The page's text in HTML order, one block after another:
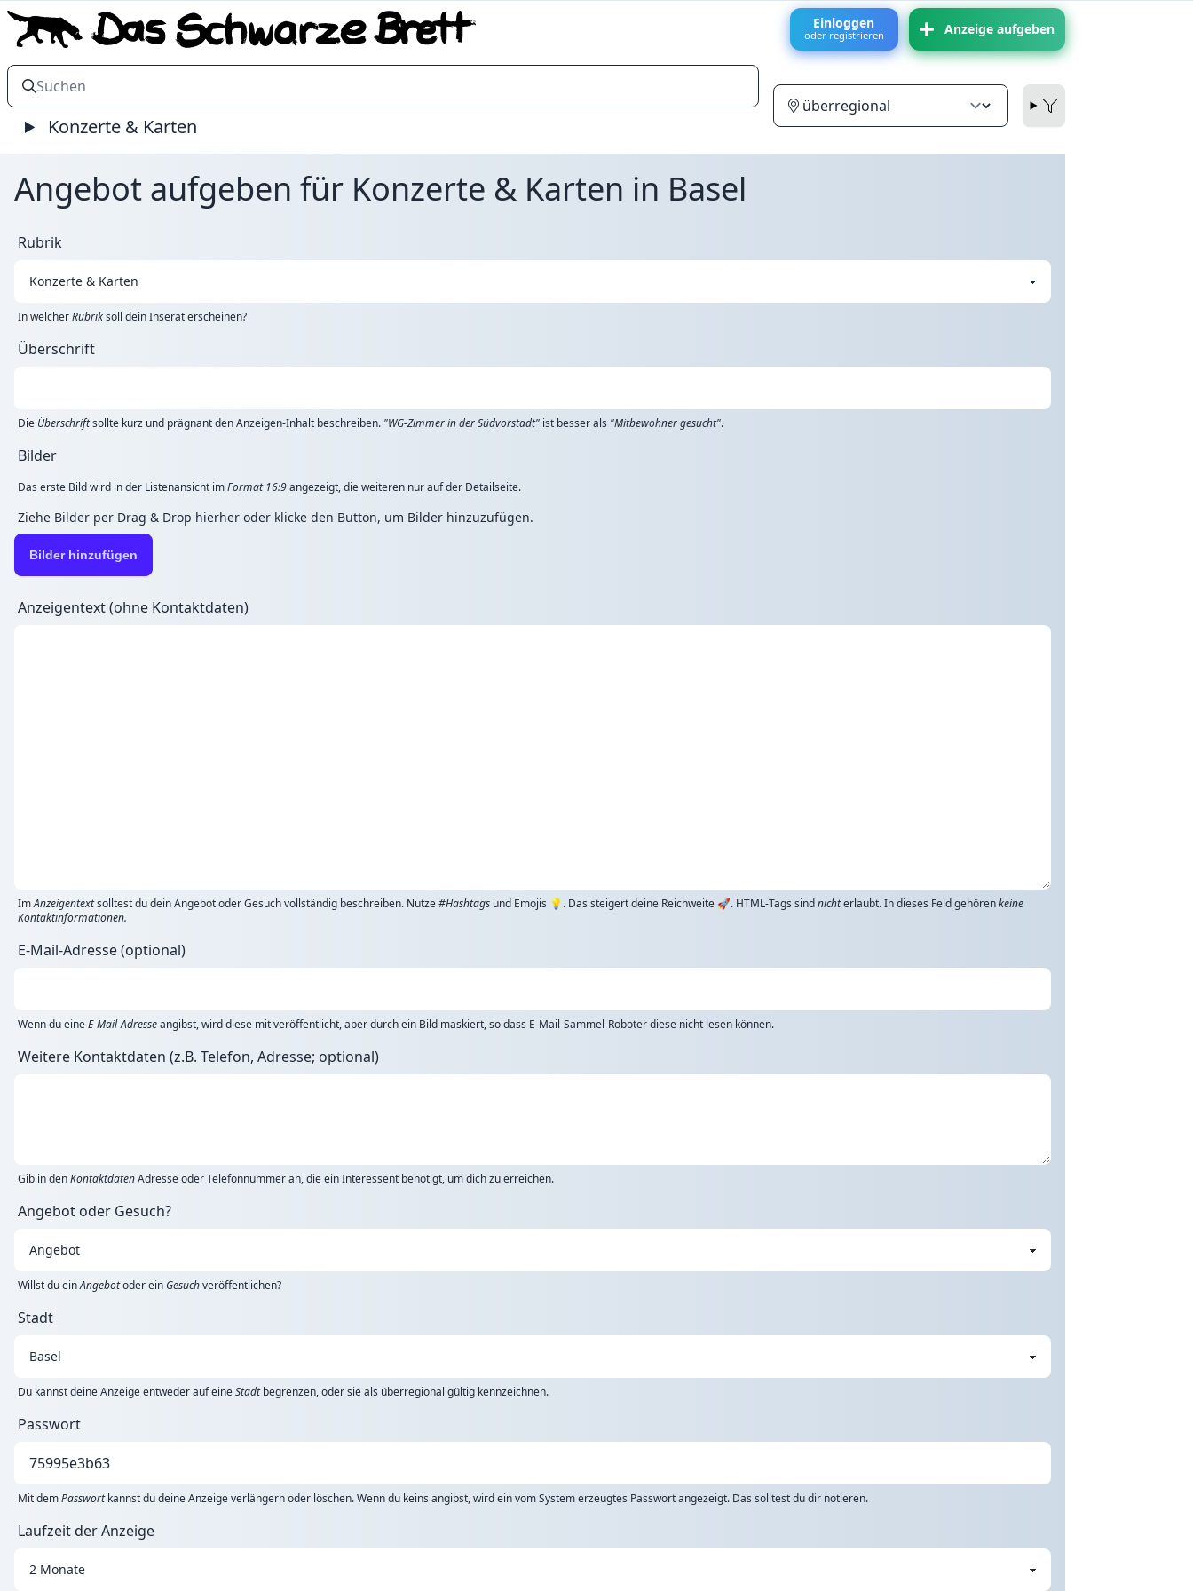
Einloggen
oder registrieren Anzeige aufgeben
Konzerte & Karten
Angebot aufgeben für Konzerte & Karten in Basel
Rubrik
In welcherRubriksoll dein Inserat erscheinen?
Überschrift
Die Überschriftsollte kurz und prägnant den Anzeigen-Inhalt beschreiben. "WG-Zimmer in der Südvorstadt" ist besser als "Mitbewohner gesucht".
Bilder
Das erste Bild wird in der Listenansicht imFormat 16:9angezeigt, die weiteren nur auf der Detailseite.
Ziehe Bilder per Drag & Drop hierher oder klicke den Button, um Bilder hinzuzufügen.
Bilder hinzufügen
Anzeigentext (ohne Kontaktdaten)
ImAnzeigentextsolltest du dein Angebot oder Gesuch vollständig beschreiben. Nutze#Hashtags und Emojis 💡. Das steigert deine Reichweite 🚀. HTML-Tags sindnichterlaubt. In dieses Feld gehörenkeine
Kontaktinformationen.
E-Mail-Adresse (optional)
Wenn du eineE-Mail-Adresseangibst, wird diese mit veröffentlicht, aber durch ein Bild maskiert, so dass E-Mail-Sammel-Roboter diese nicht lesen können.
Weitere Kontaktdaten (z.B. Telefon, Adresse; optional)
Gib in denKontaktdatenAdresse oder Telefonnummer an, die ein Interessent benötigt, um dich zu erreichen.
Angebot oder Gesuch?
Willst du einAngebotoder einGesuchveröffentlichen?
Stadt
Du kannst deine Anzeige entweder auf eineStadtbegrenzen, oder sie als überregional gültig kennzeichnen.
Passwort
Mit demPasswortkannst du deine Anzeige verlängern oder löschen. Wenn du keins angibst, wird ein vom System erzeugtes Passwort angezeigt. Das solltest du dir notieren.
Laufzeit der Anzeige